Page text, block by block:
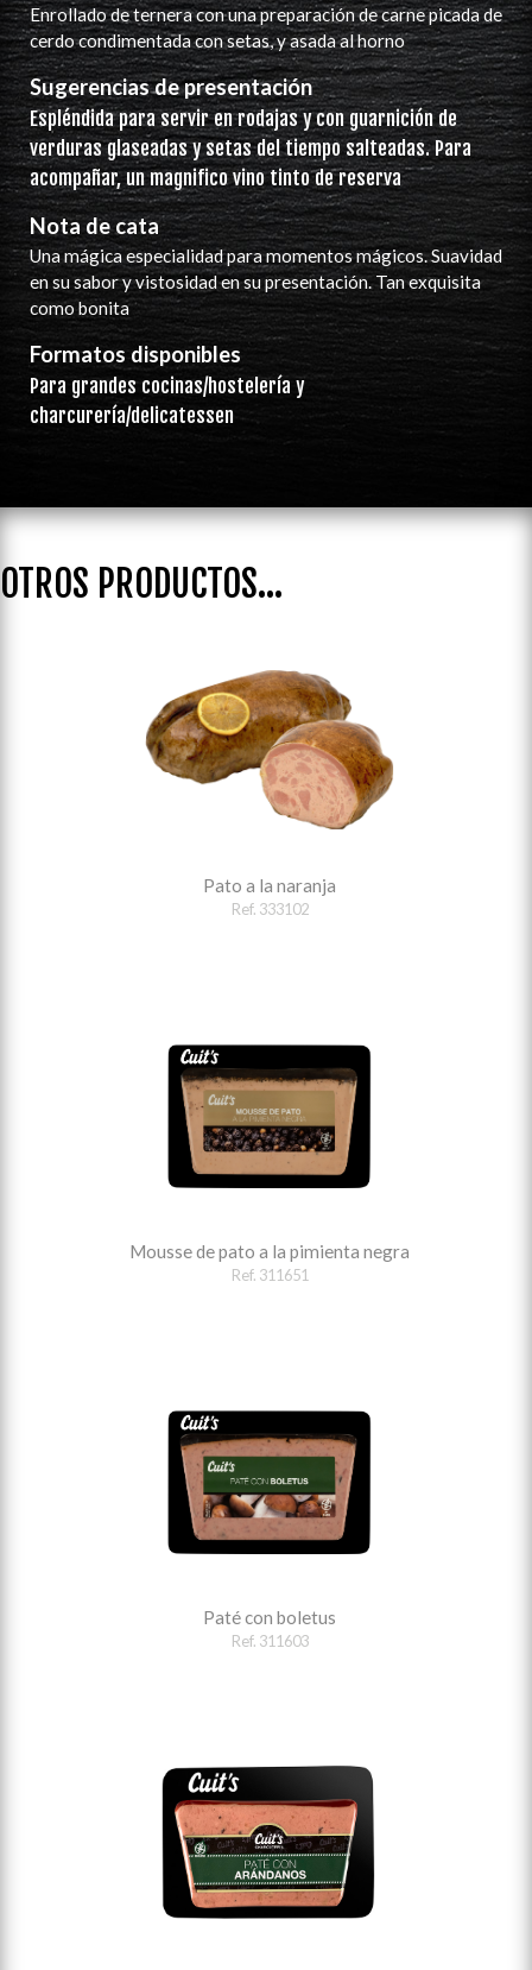
Enrollado de ternera con una preparación de carne picada de
cerdo condimentada con setas, y asada al horno
Sugerencias de presentación
Espléndida para servir en rodajas y con guarnición de
verduras glaseadas y setas del tiempo salteadas. Para
acompañar, un magnifico vino tinto de reserva
Nota de cata
Una mágica especialidad para momentos mágicos. Suavidad
en su sabor y vistosidad en su presentación. Tan exquisita
como bonita
Formatos disponibles
Para grandes cocinas/hostelería y
charcurería/delicatessen
OTROS PRODUCTOS...
Pato a la naranja
Ref. 333102
Mousse de pato a la pimienta negra
Ref. 311651
Paté con boletus
Ref. 311603